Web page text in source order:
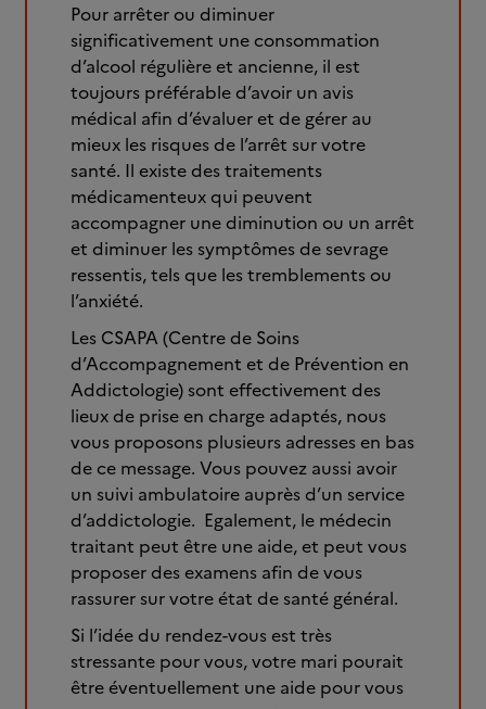
Pour arrêter ou diminuer
significativement une consommation
d’alcool régulière et ancienne, il est
toujours préférable d’avoir un avis
médical afin d’évaluer et de gérer au
mieux les risques de l’arrêt sur votre
santé. Il existe des traitements
médicamenteux qui peuvent
accompagner une diminution ou un arrêt
et diminuer les symptômes de sevrage
ressentis, tels que les tremblements ou
l’anxiété.
Les CSAPA (Centre de Soins
d’Accompagnement et de Prévention en
Addictologie) sont effectivement des
lieux de prise en charge adaptés, nous
vous proposons plusieurs adresses en bas
de ce message. Vous pouvez aussi avoir
un suivi ambulatoire auprès d’un service
d’addictologie. Egalement, le médecin
traitant peut être une aide, et peut vous
proposer des examens afin de vous
rassurer sur votre état de santé général.
Si l’idée du rendez-vous est très
stressante pour vous, votre mari pourait
être éventuellement une aide pour vous